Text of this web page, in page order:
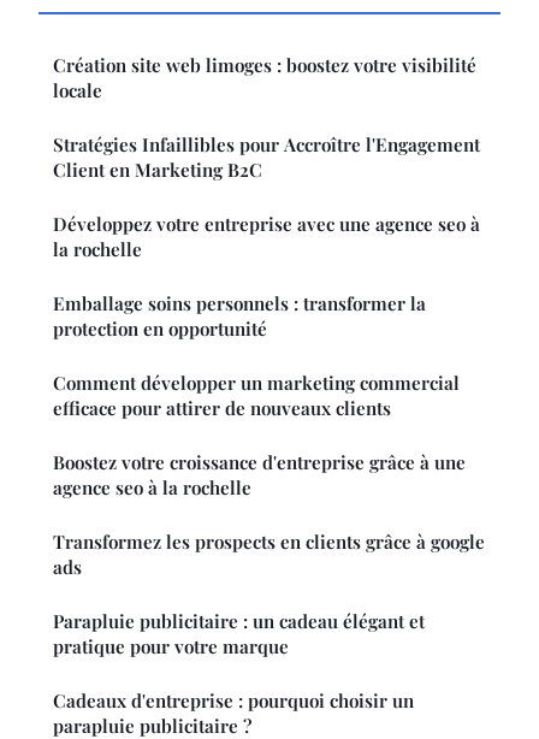
Création site web limoges : boostez votre visibilité
locale
Stratégies Infaillibles pour Accroître l'Engagement
Client en Marketing B2C
Développez votre entreprise avec une agence seo à
la rochelle
Emballage soins personnels : transformer la
protection en opportunité
Comment développer un marketing commercial
efficace pour attirer de nouveaux clients
Boostez votre croissance d'entreprise grâce à une
agence seo à la rochelle
Transformez les prospects en clients grâce à google
ads
Parapluie publicitaire : un cadeau élégant et
pratique pour votre marque
Cadeaux d'entreprise : pourquoi choisir un
parapluie publicitaire ?